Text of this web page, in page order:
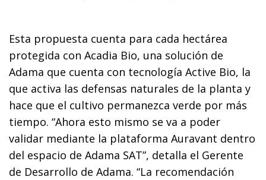
Esta propuesta cuenta para cada hectárea
protegida con Acadia Bio, una solución de
Adama que cuenta con tecnología Active Bio, la
que activa las defensas naturales de la planta y
hace que el cultivo permanezca verde por más
tiempo. “Ahora esto mismo se va a poder
validar mediante la plataforma Auravant dentro
del espacio de Adama SAT”, detalla el Gerente
de Desarrollo de Adama. “La recomendación